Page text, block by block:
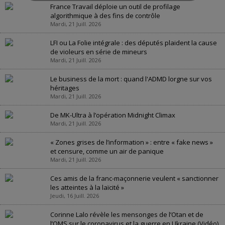
France Travail déploie un outil de profilage
algorithmique à des fins de contrôle
Mardi, 21 Juill. 2026
LFI ou La Folie intégrale : des députés plaident la cause
de violeurs en série de mineurs
Mardi, 21 Juill. 2026
Le business de la mort : quand l'ADMD lorgne sur vos
héritages
Mardi, 21 Juill. 2026
De MK-Ultra à l’opération Midnight Climax
Mardi, 21 Juill. 2026
« Zones grises de l’information » : entre « fake news »
et censure, comme un air de panique
Mardi, 21 Juill. 2026
Ces amis de la franc-maçonnerie veulent « sanctionner
les atteintes à la laïcité »
Jeudi, 16 Juill. 2026
Corinne Lalo révèle les mensonges de l’Otan et de